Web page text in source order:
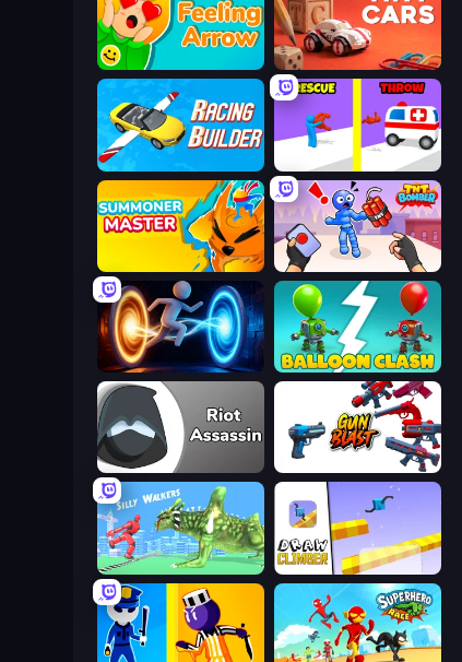
Feeling Arrow Tiny Cars
Racing Builder Rescue Throw
Summoner Master TNT Bomber
Portal Escape Balloon Clash
Riot Assassin
Silly Walkers Draw Climber